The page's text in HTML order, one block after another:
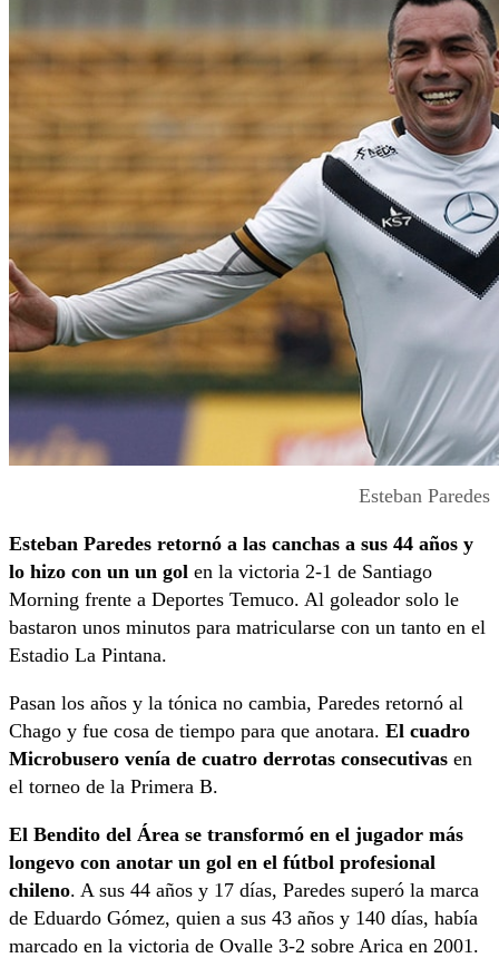
Esteban Paredes
Esteban Paredes retornó a las canchas a sus 44 años y
lo hizo con un un gol en la victoria 2-1 de Santiago
Morning frente a Deportes Temuco. Al goleador solo le
bastaron unos minutos para matricularse con un tanto en el
Estadio La Pintana.
Pasan los años y la tónica no cambia, Paredes retornó al
Chago y fue cosa de tiempo para que anotara. El cuadro
Microbusero venía de cuatro derrotas consecutivas en
el torneo de la Primera B.
El Bendito del Área se transformó en el jugador más
longevo con anotar un gol en el fútbol profesional
chileno. A sus 44 años y 17 días, Paredes superó la marca
de Eduardo Gómez, quien a sus 43 años y 140 días, había
marcado en la victoria de Ovalle 3-2 sobre Arica en 2001.